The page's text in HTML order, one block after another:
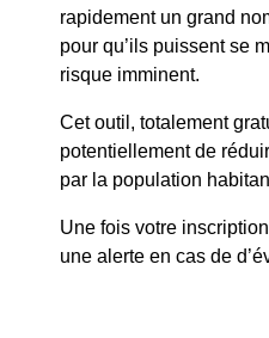
rapidement un grand
pour qu’ils puissent se
risque imminent.
Cet outil, totalement
potentiellement de
par la population
Une fois votre
une alerte en cas de